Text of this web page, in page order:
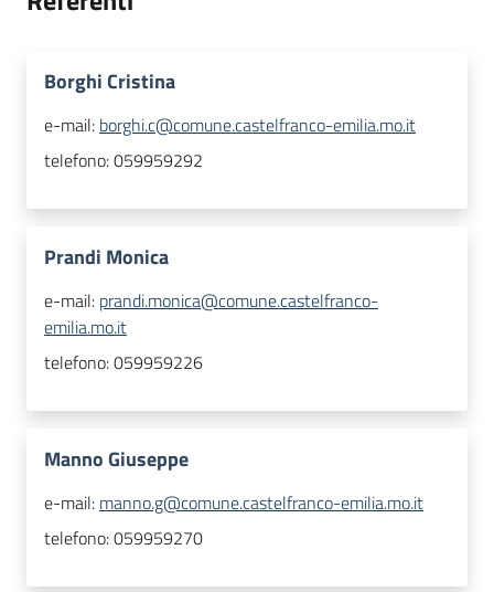
Borghi Cristina
e-mail: borghi.c@comune.castelfranco-emilia.mo.it
telefono:059959292
Prandi Monica
e-mail: prandi.monica@comune.castelfranco-
emilia.mo.it
telefono:059959226
Manno Giuseppe
e-mail: manno.g@comune.castelfranco-emilia.mo.it
telefono:059959270